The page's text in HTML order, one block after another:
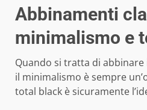
Abbinamenti
minimalismo e
Quando si tratta di
il minimalismo è sempre
total black è sicuramente